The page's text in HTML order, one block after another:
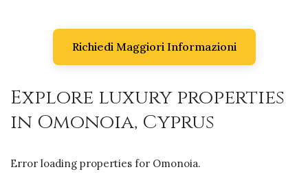
Richiedi Maggiori Informazioni
Explore luxury properties
in Omonoia, Cyprus
Error loading properties for Omonoia.